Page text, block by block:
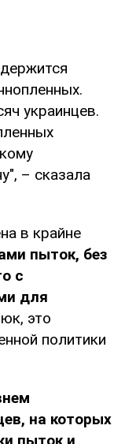
украинцев.
– сказала
в крайне
пыток, без
с
для
это
политики
на которых
пыток и